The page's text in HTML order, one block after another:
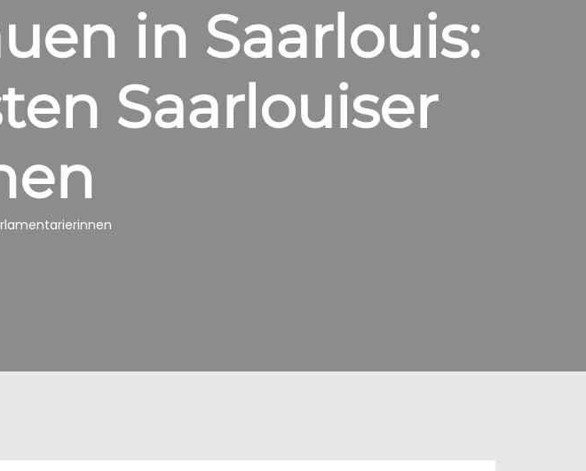
in Saarlouis:
Saarlouiser